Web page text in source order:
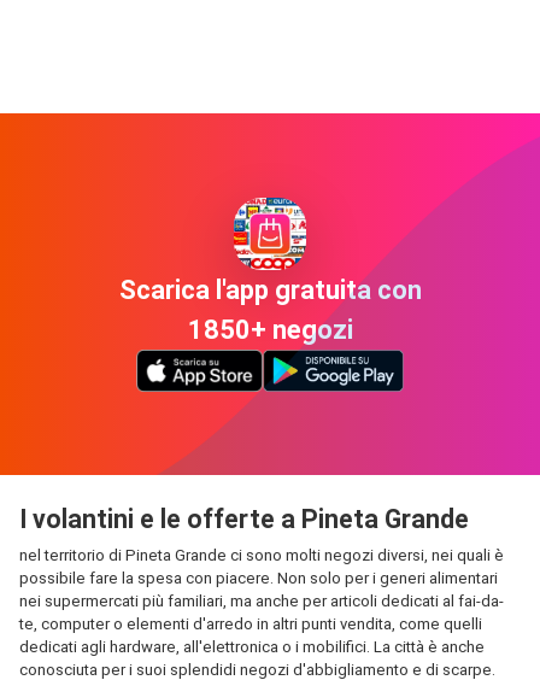
Scarica l'app gratuita con
1850+ negozi
I volantini e le offerte a Pineta Grande
nel territorio di Pineta Grande ci sono molti negozi diversi, nei quali è
possibile fare la spesa con piacere. Non solo per i generi alimentari
nei supermercati più familiari, ma anche per articoli dedicati al fai-da-
te, computer o elementi d'arredo in altri punti vendita, come quelli
dedicati agli hardware, all'elettronica o i mobilifici. La città è anche
conosciuta per i suoi splendidi negozi d'abbigliamento e di scarpe.